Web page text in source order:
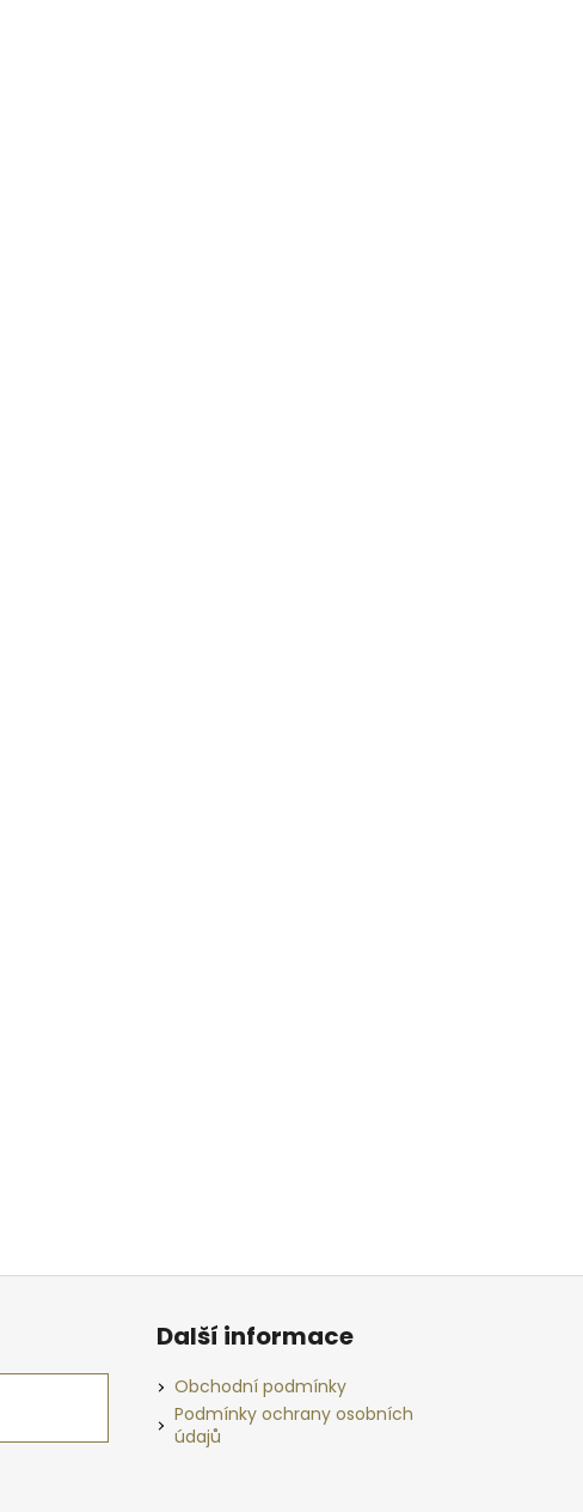
Další informace
Obchodní podmínky
Podmínky ochrany osobních
údajů